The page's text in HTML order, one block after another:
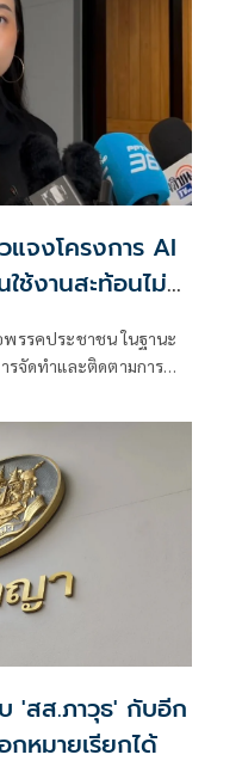
แจงโครงการ AI
ช้งานสะท้อนไม่
รรคประชาชน ในฐานะ
รจัดทำและติดตามการ
Passport ซึ่งเดิมเข้าใจ
ที่ผ่านม
'สส.ภาวุธ' กับอีก
หมายเรียกได้